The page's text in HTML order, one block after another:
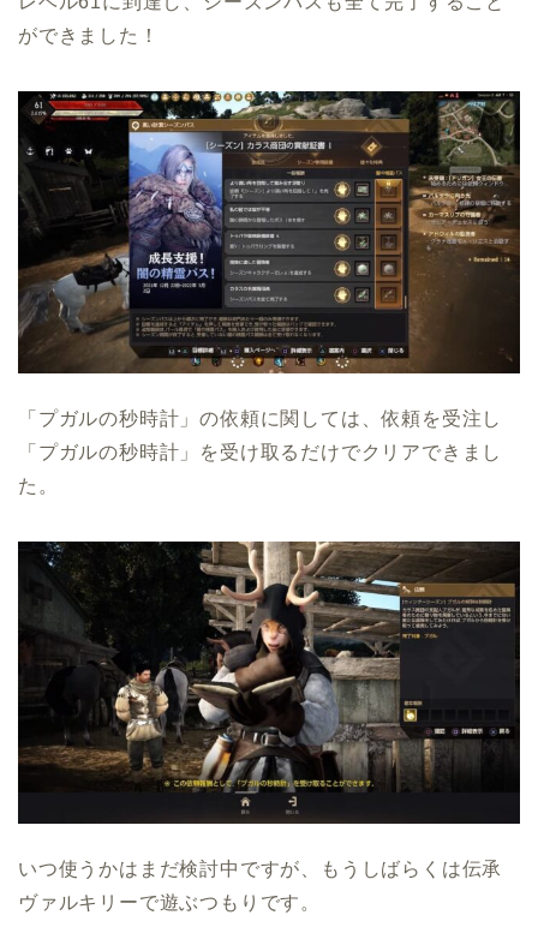
ができました！
「プガルの秒時計」の依頼に関しては、依頼を受注し
「プガルの秒時計」を受け取るだけでクリアできまし
た。
いつ使うかはまだ検討中ですが、もうしばらくは伝承
ヴァルキリーで遊ぶつもりです。